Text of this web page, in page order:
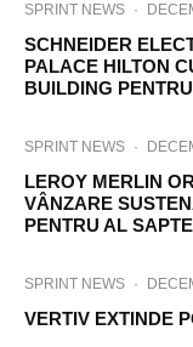
SPRINT NEWS ·
SCHNEIDER
PALACE HILTON
BUILDING
SPRINT NEWS ·
LEROY MERLIN
VÂNZARE
PENTRU AL
SPRINT NEWS ·
VERTIV EXTINDE